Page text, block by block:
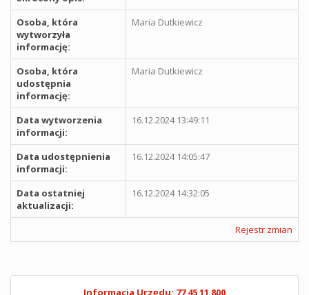
Osoba, która
wytworzyła
informację:
Maria Dutkiewicz
Osoba, która
udostępnia
informację:
Maria Dutkiewicz
Data wytworzenia
informacji:
16.12.2024 13:49:11
Data udostępnienia
informacji:
16.12.2024 14:05:47
Data ostatniej
aktualizacji:
16.12.2024 14:32:05
Rejestr zmian
Informacja Urzędu: 77 45 11 800